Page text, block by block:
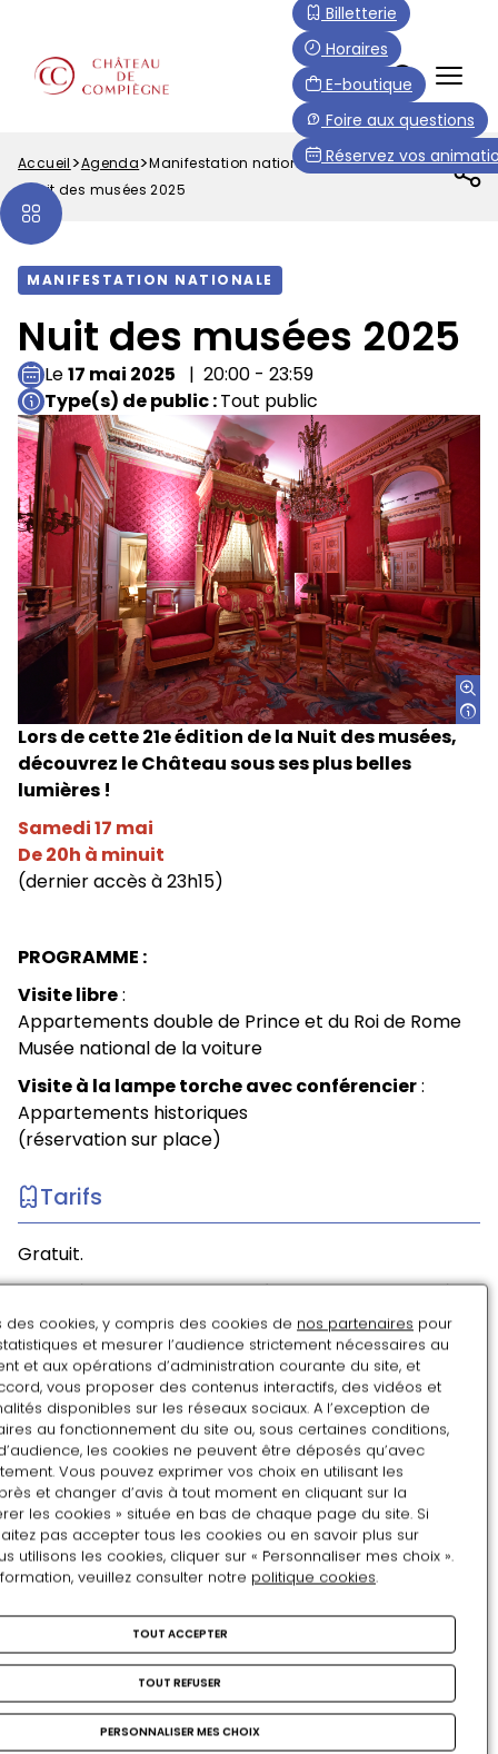
contenu
principal
Menu
Top
FR
Billetterie
Horaires
E-boutique
Foire aux questions
Réservez vos
Fil
d'Ariane
Accueil Agenda
Manifestation nationale
Nuit des musées 2025
MANIFESTATION NATIONALE
Nuit des musées 2025
Le17 mai 2025
20:00 - 23:59
Type(s) de public Tout public
Lors de cette 21e édition de la Nuit des musées,
découvrez le Château sous ses plus belles
lumières !
Samedi 17 mai
De 20h à minuit
(dernier accès à 23h15)
PROGRAMME :
Visite libre:
Appartements double de Prince et du Roi de Rome
Musée national de la voiture
Visite à la lampe torche avec conférencier:
Appartements historiques
(réservation sur place)
Tarifs
Gratuit.
Visites à la lampe-torche : réservation sur place à
l'accueil.
Août
LU MA ME JE VE SA DI
27 28 29 30 31 1 2
4 5 7
10 11 12 13 14 15 16
22
26 27
2 3
des cookies, y compris des cookies de nos partenaires pour
et mesurer l’audience strictement nécessaires au
et aux opérations d’administration courante du site, et
vous proposer des contenus interactifs, des vidéos et
disponibles sur les réseaux sociaux. A l’exception de
au fonctionnement du site ou, sous certaines conditions,
les cookies ne peuvent être déposés qu’avec
Vous pouvez exprimer vos choix en utilisant les
et changer d’avis à tout moment en cliquant sur la
les cookies » située en bas de chaque page du site. Si
pas accepter tous les cookies ou en savoir plus sur
utilisons les cookies, cliquer sur « Personnaliser mes choix ».
veuillez consulter notre politique cookies.
TOUT ACCEPTER
TOUT REFUSER
PERSONNALISER MES CHOIX